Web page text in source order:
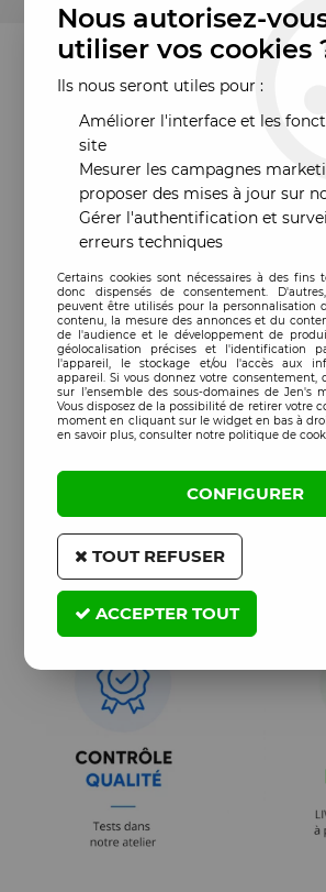
Nous autorisez-
utiliser vos cookies
Ils nous seront utiles pour :
Améliorer l'interface et les
site
Mesurer les campagnes
proposer des mises à jour sur
Gérer l'authentification et
erreurs techniques
Certains cookies sont nécessaires à des fins
donc dispensés de consentement.
peuvent être utilisés pour la personnalisation
contenu, la mesure des annonces et du
de l'audience et le développement de
géolocalisation précises et l'identification
l'appareil, le stockage et/ou l'accès aux
appareil. Si vous donnez votre consentement,
sur l’ensemble des sous-domaines de Jen's
Vous disposez de la possibilité de retirer votre
moment en cliquant sur le widget en bas à
en savoir plus, consulter notre politique de
CONFIGURER
TOUT REFUSER
ACCEPTER TOUT